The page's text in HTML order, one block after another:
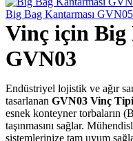
Big Bag Kantarması GVN05
Vinç için Big
GVN03
Endüstriyel lojistik ve ağır
tasarlanan GVN03 Vinç
esnek konteyner torbaların
taşınmasını sağlar.
sistemlerinize tam uyum